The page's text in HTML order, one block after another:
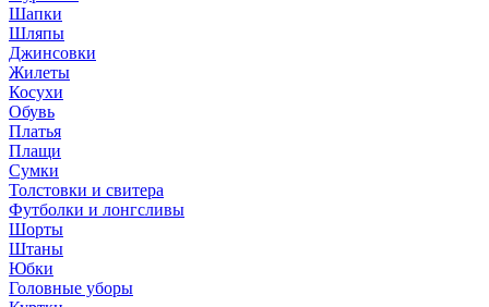
Шапки
Шляпы
Джинсовки
Жилеты
Косухи
Обувь
Платья
Плащи
Сумки
Толстовки и свитера
Футболки и лонгсливы
Шорты
Штаны
Юбки
Головные уборы